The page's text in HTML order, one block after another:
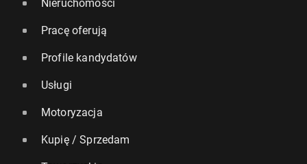
Nieruchomości
Pracę oferują
Profile kandydatów
Usługi
Motoryzacja
Kupię / Sprzedam